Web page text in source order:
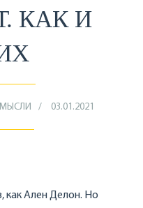
КАК И
МЫСЛИ 03.01.2021
как Ален Делон. Но